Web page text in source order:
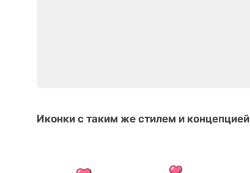
Иконки с таким же стилем и концепцией